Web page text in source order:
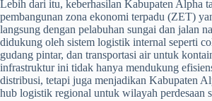
Lebih dari itu, keberhasilan Kabupaten Alpha
pembangunan zona ekonomi terpadu (ZET)
langsung dengan pelabuhan sungai dan jalan
didukung oleh sistem logistik internal seperti
gudang pintar, dan transportasi air untuk
infrastruktur ini tidak hanya mendukung
distribusi, tetapi juga menjadikan Kabupaten
hub logistik regional untuk wilayah perdesaan